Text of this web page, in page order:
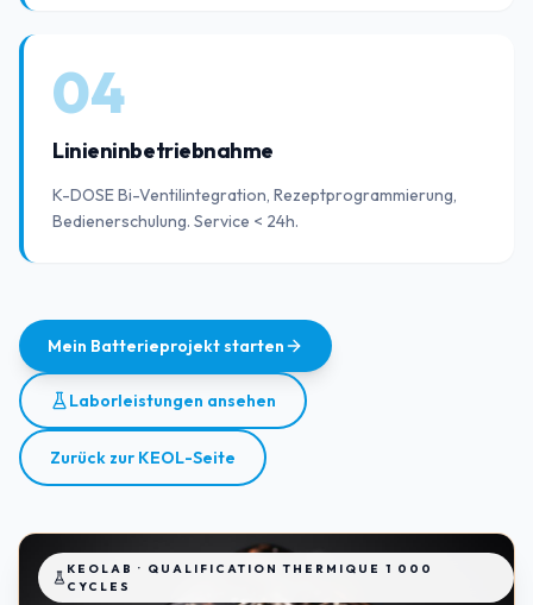
KEOLAB · QUALIFICATION THERMIQUE 1 000
CYCLES
04
Linieninbetriebnahme
K-DOSE Bi-Ventilintegration, Rezeptprogrammierung,
Bedienerschulung. Service < 24h.
Mein Batterieprojekt starten
Laborleistungen ansehen
Zurück zur KEOL-Seite